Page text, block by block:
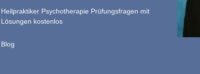
Heilpraktiker Psychotherapie Prüfungsfragen mit
Lösungen kostenlos
Blog